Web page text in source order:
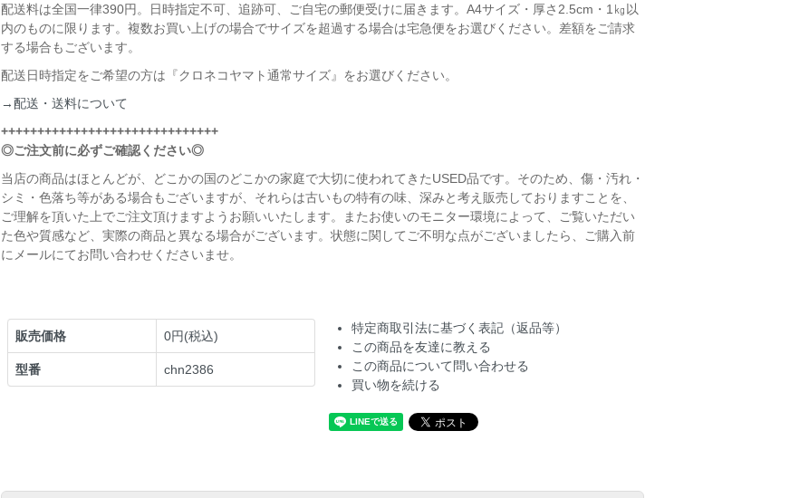
配送料は全国一律390円。日時指定不可、追跡可、ご自宅の郵便受けに届きます。A4サイズ・厚さ2.5cm・1㎏以
内のものに限ります。複数お買い上げの場合でサイズを超過する場合は宅急便をお選びください。差額をご請求
する場合もございます。
配送日時指定をご希望の方は『クロネコヤマト通常サイズ』をお選びください。
→配送・送料について
++++++++++++++++++++++++++++++
◎ご注文前に必ずご確認ください◎
当店の商品はほとんどが、どこかの国のどこかの家庭で大切に使われてきたUSED品です。そのため、傷・汚れ・
シミ・色落ち等がある場合もございますが、それらは古いもの特有の味、深みと考え販売しておりますことを、
ご理解を頂いた上でご注文頂けますようお願いいたします。またお使いのモニター環境によって、ご覧いただい
た色や質感など、実際の商品と異なる場合がございます。状態に関してご不明な点がございましたら、ご購入前
にメールにてお問い合わせくださいませ。
販売価格 0円(税込)
型番 chn2386
特定商取引法に基づく表記（返品等）
この商品を友達に教える
この商品について問い合わせる
買い物を続ける